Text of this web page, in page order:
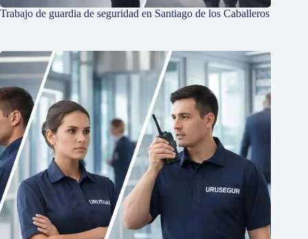
Trabajo de guardia de seguridad en Santiago de los Caballeros